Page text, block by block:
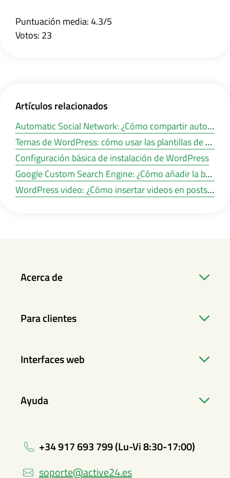
Puntuación media: 4.3/5
Votos: 23
Artículos relacionados
Automatic Social Network: ¿Cómo compartir automáticamente las publicaciones de WordPress en las redes sociales?
Temas de WordPress: cómo usar las plantillas de WordPress
Configuración básica de instalación de WordPress
Google Custom Search Engine: ¿Cómo añadir la búsqueda de Google en un sitio de WordPress?
WordPress video: ¿Cómo insertar videos en posts y páginas de WordPress?
Acerca de
Para clientes
Interfaces web
Ayuda
+34 917 693 799 (Lu-Vi 8:30-17:00)
soporte@active24.es